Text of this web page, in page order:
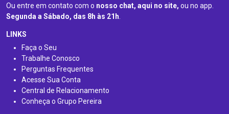
Ou entre em contato com o nosso chat, aqui no site, ou no app.
Segunda a Sábado, das 8h às 21h.
LINKS
Faça o Seu
Trabalhe Conosco
Perguntas Frequentes
Acesse Sua Conta
Central de Relacionamento
Conheça o Grupo Pereira